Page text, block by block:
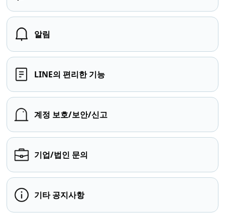
알림
LINE의 편리한 기능
계정 보호/보안/신고
기업/법인 문의
기타 공지사항